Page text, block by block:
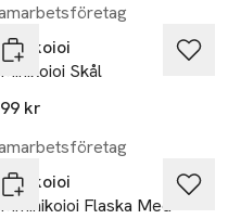
Minikoioi
Minikoioi Skål
99 kr
Minikoioi
Mminikoioi Flaska Med